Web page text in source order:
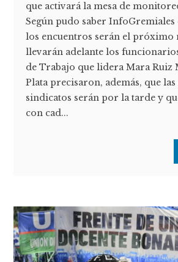
que activará la mesa de
Según pudo saber InfoGremiales
los encuentros serán el próximo
llevarán adelante los
de Trabajo que lidera Mara Ruiz
Plata precisaron, además, que
sindicatos serán por la tarde y
con cad...